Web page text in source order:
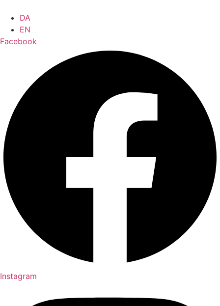
contenido
DA
EN
Facebook
Instagram